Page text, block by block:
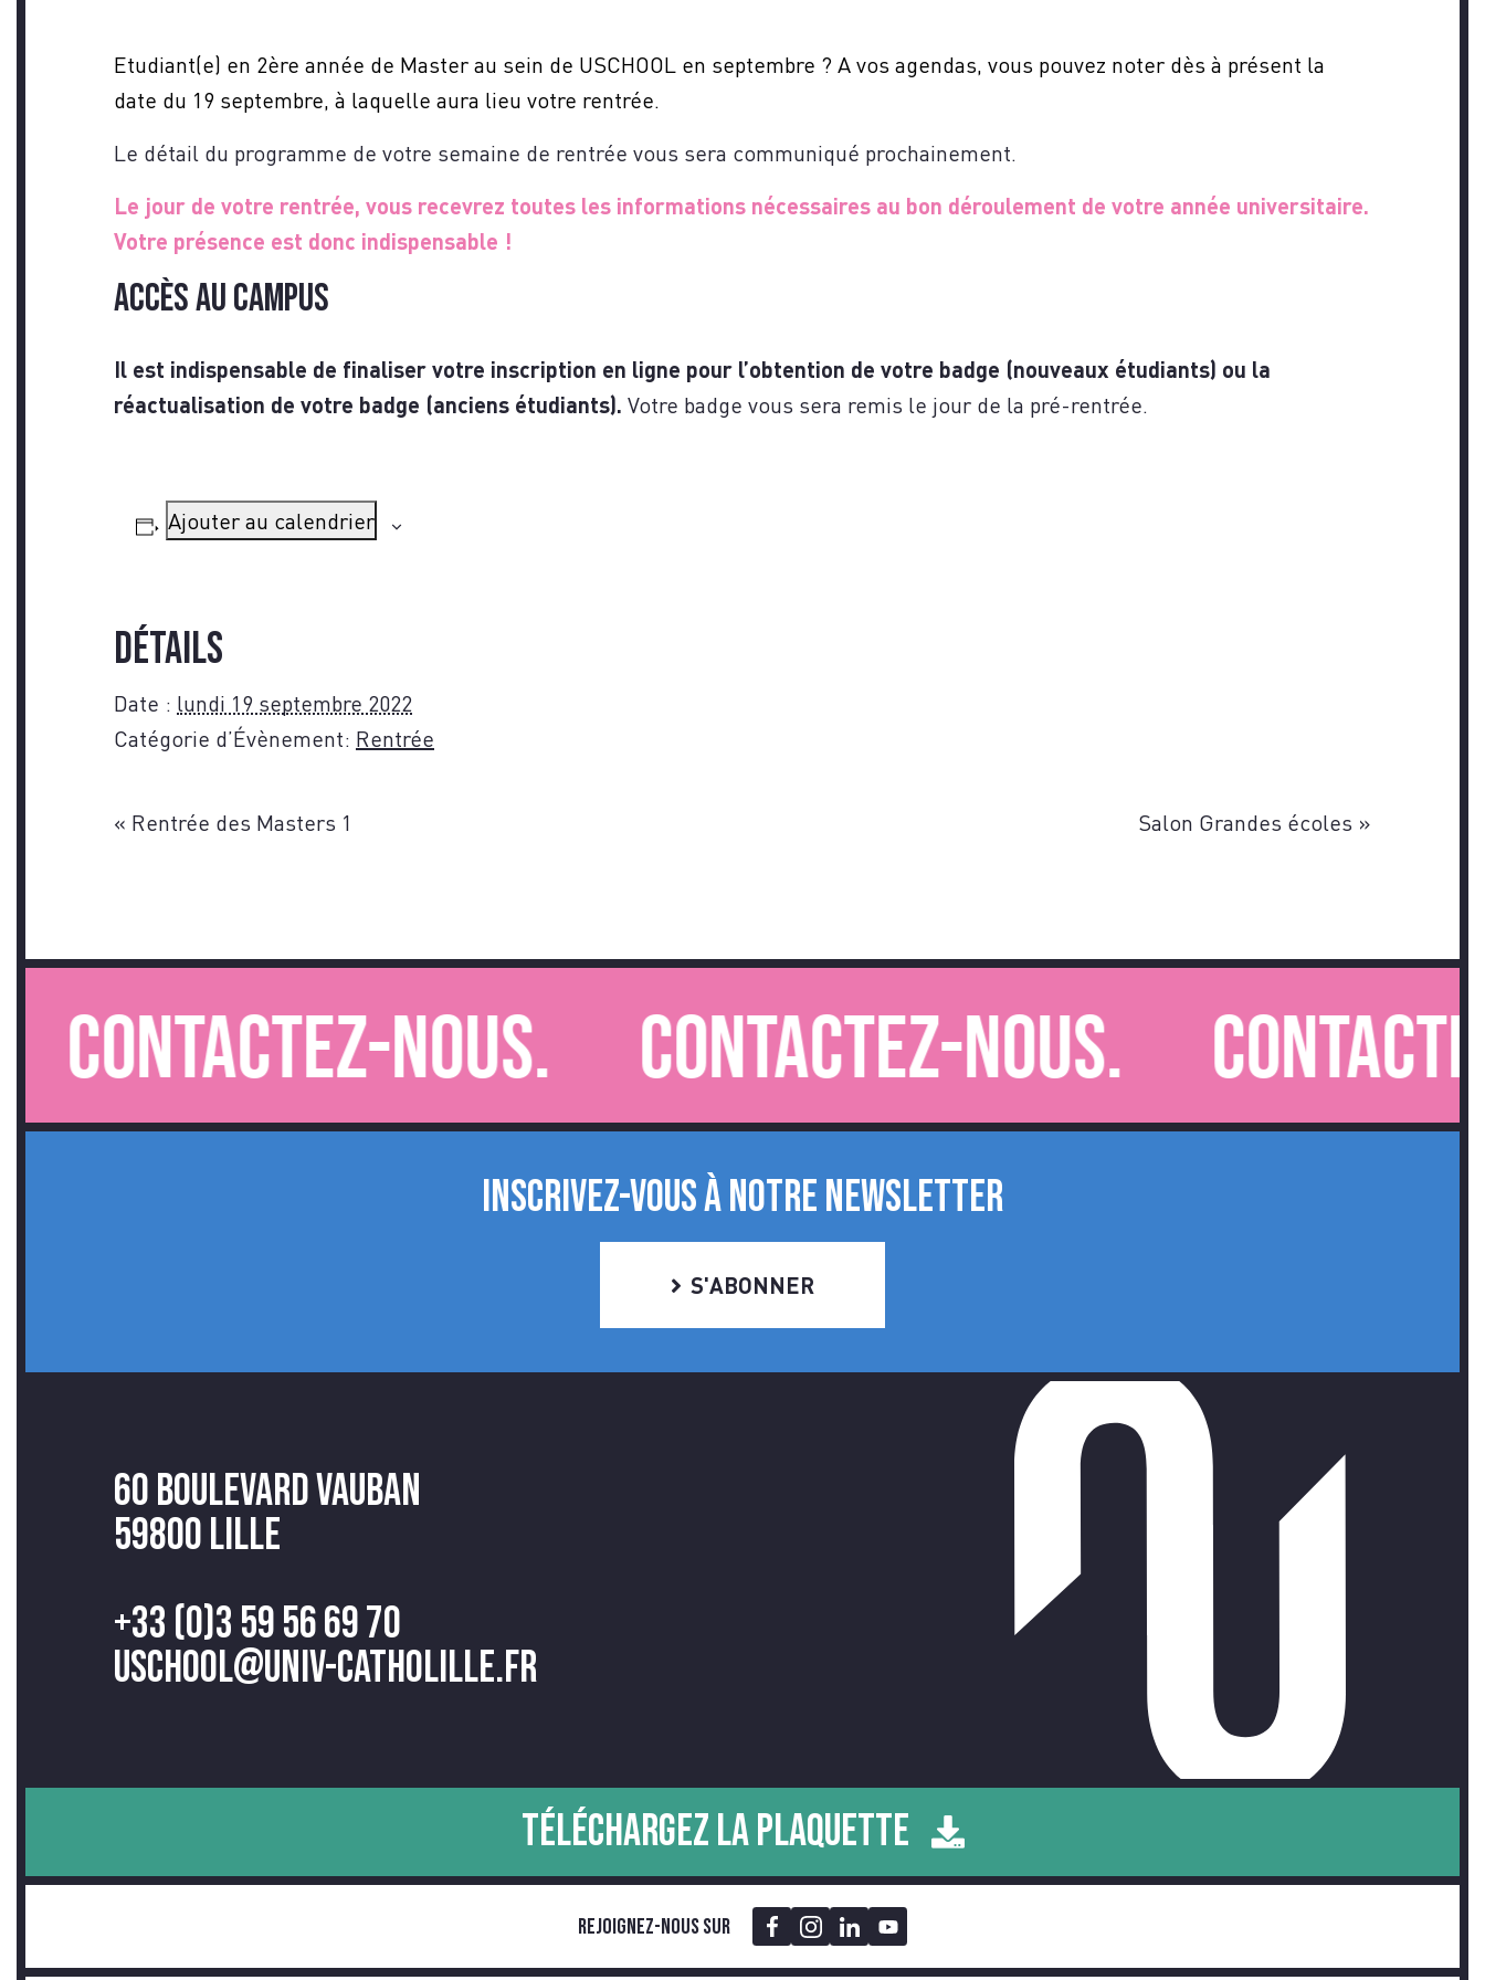
NOUS
Etudiant(e) en 2ère année de Master au sein de USCHOOL en septembre ? A vos agendas, vous pouvez noter dès à présent la
date du 19 septembre, à laquelle aura lieu votre rentrée.
Le détail du programme de votre semaine de rentrée vous sera communiqué prochainement.
Le jour de votre rentrée, vous recevrez toutes les informations nécessaires au bon déroulement de votre année universitaire.
Votre présence est donc indispensable !
ACCÈS AU CAMPUS
Il est indispensable de finaliser votre inscription en ligne pour l’obtention de votre badge (nouveaux étudiants) ou la
réactualisation de votre badge (anciens étudiants). Votre badge vous sera remis le jour de la pré-rentrée.
Ajouter au calendrier
Détails
Date : lundi 19 septembre 2022
Catégorie d’Évènement: Rentrée
« Rentrée des Masters 1 Salon Grandes écoles »
nous. Contactez-nous. Contactez-
INSCRIVEZ-VOUS À NOTRE NEWSLETTER
S'ABONNER
60 Boulevard Vauban
59800 Lille
+33 (0)3 59 56 69 70
uschool@univ-catholille.fr
TÉLÉCHARGEZ LA PLAQUETTE
Rejoignez-nous sur